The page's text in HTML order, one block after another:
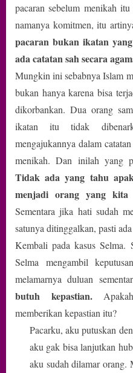
pacaran sebelum menikah
namanya komitmen, itu
pacaran bukan ikatan
ada catatan sah secara
Mungkin ini sebabnya Islam
bukan hanya karena bisa
dikorbankan. Dua orang
ikatan itu tidak
mengajukannya dalam
menikah. Dan inilah yang
Tidak ada yang tahu
menjadi orang yang
Sementara jika hati sudah
satunya ditinggalkan, pasti
Kembali pada kasus Selma.
Selma mengambil
melamarnya duluan
butuh kepastian.
memberikan kepastian itu?
Pacarku, aku putuskan
aku gak bisa lanjutkan
aku sudah dilamar orang.